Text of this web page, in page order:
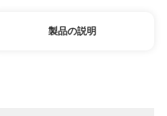
製品の説明